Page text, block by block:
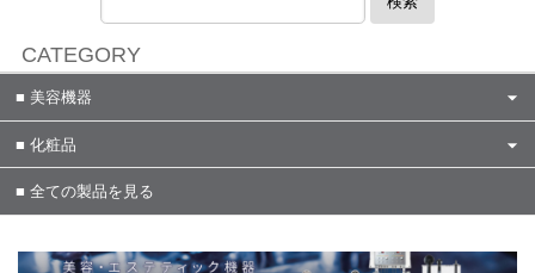
CATEGORY
美容機器
化粧品
全ての製品を見る